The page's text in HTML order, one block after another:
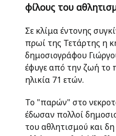
φίλους του
Σε κλίμα έντονης
πρωί της Τετάρτης η
δημοσιογράφου
έφυγε από την ζωή το
ηλικία 71 ετών.
Το "παρών" στο
έδωσαν πολλοί
του αθλητισμού και